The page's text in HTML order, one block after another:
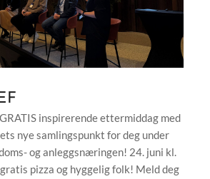
inspirerende ettermiddag med
nye samlingspunkt for deg under
og anleggsnæringen! 24. juni kl.
pizza og hyggelig folk! Meld deg